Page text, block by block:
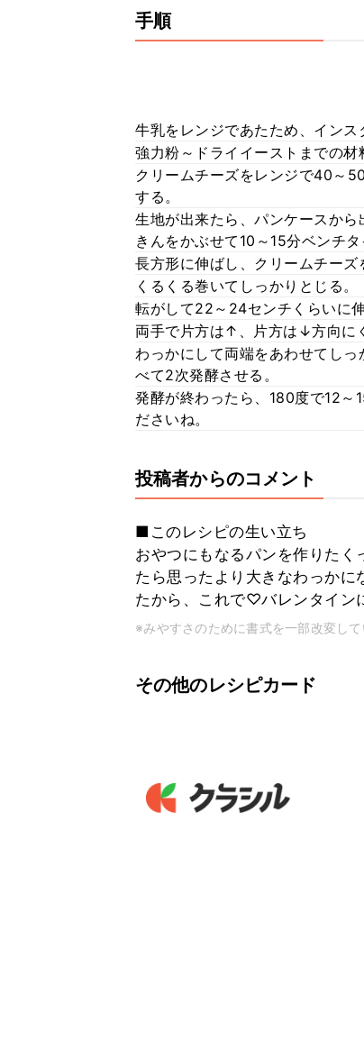
手順
牛乳をレンジであたため、インス
強力粉～ドライイーストまでの材
クリームチーズをレンジで40～
する。
生地が出来たら、パンケースか
きんをかぶせて10～15分ベンチタ
長方形に伸ばし、クリームチーズ
くるくる巻いてしっかりとじる。
転がして22～24センチくらいに
両手で片方は↑、片方は↓方向に
わっかにして両端をあわせてし
べて2次発酵させる。
発酵が終わったら、180度で12～
ださいね。
投稿者からのコメント
■このレシピの生い立ち
おやつにもなるパンを作りた
たら思ったより大きなわっかに
たから、これで♡バレンタイン
※みやすさのために書式を一部改変して
その他のレシピカード